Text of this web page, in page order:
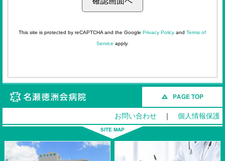
This site is protected by reCAPTCHA and the GooglePrivacy Policy andTerms of
Service apply.
お問い合わせ ｜ 個人情報保護